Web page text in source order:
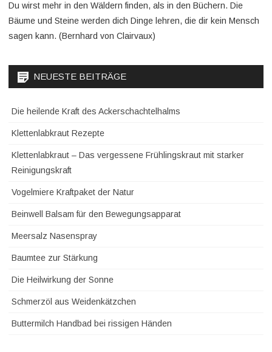
Du wirst mehr in den Wäldern finden, als in den Büchern. Die
Bäume und Steine werden dich Dinge lehren, die dir kein Mensch
sagen kann. (Bernhard von Clairvaux)
NEUESTE BEITRÄGE
Die heilende Kraft des Ackerschachtelhalms
Klettenlabkraut Rezepte
Klettenlabkraut – Das vergessene Frühlingskraut mit starker
Reinigungskraft
Vogelmiere Kraftpaket der Natur
Beinwell Balsam für den Bewegungsapparat
Meersalz Nasenspray
Baumtee zur Stärkung
Die Heilwirkung der Sonne
Schmerzöl aus Weidenkätzchen
Buttermilch Handbad bei rissigen Händen